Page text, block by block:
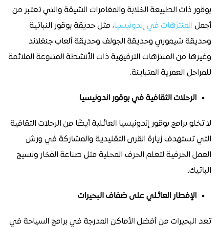
بوقور ذات الطبيعة الخلابة والمغامرات الشيقة والتي تعتبر من
أجمل المنتزهات في إندونيسيا، مثل حديقة بوقور النباتية
وحديقة شيموري وحديقة الجولف وحديقة ألعاب جنغلاند
وغيرها من المنتزهات الترفيهية ذات الأنشطة المتنوعة الملائمة
للمراحل العمرية المتباينة.
الرحلات الثقافية في بوقور اندونيسيا
لا تخلو برامج بوقور إندونيسيا العائلية أيضًا من الرحلات الثقافية
التي تستهدف زيارة القرى التقليدية والمشاركة في ورش
العمل الحرفية لتعلم الحرف المحلية مثل صناعة الفخار ونسيج
الباتيك.
الإفطار العائلي على ضفاف البحيرات
تعد البحيرات من أفضل الأماكن المدرجة في برامج السياحة في